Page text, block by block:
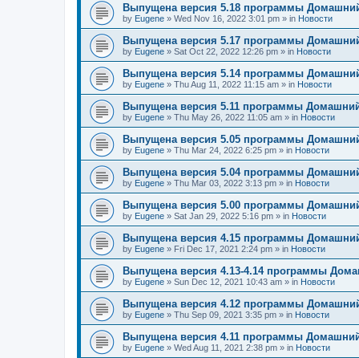
Выпущена версия 5.18 программы
by Eugene » Wed Nov 16, 2022 3:01 pm » in Новости
Выпущена версия 5.17 программы
by Eugene » Sat Oct 22, 2022 12:26 pm » in Новости
Выпущена версия 5.14 программы
by Eugene » Thu Aug 11, 2022 11:15 am » in Новости
Выпущена версия 5.11 программы
by Eugene » Thu May 26, 2022 11:05 am » in Новости
Выпущена версия 5.05 программы
by Eugene » Thu Mar 24, 2022 6:25 pm » in Новости
Выпущена версия 5.04 программы
by Eugene » Thu Mar 03, 2022 3:13 pm » in Новости
Выпущена версия 5.00 программы
by Eugene » Sat Jan 29, 2022 5:16 pm » in Новости
Выпущена версия 4.15 программы
by Eugene » Fri Dec 17, 2021 2:24 pm » in Новости
Выпущена версия 4.13-4.14 программы
by Eugene » Sun Dec 12, 2021 10:43 am » in Новости
Выпущена версия 4.12 программы
by Eugene » Thu Sep 09, 2021 3:35 pm » in Новости
Выпущена версия 4.11 программы
by Eugene » Wed Aug 11, 2021 2:38 pm » in Новости